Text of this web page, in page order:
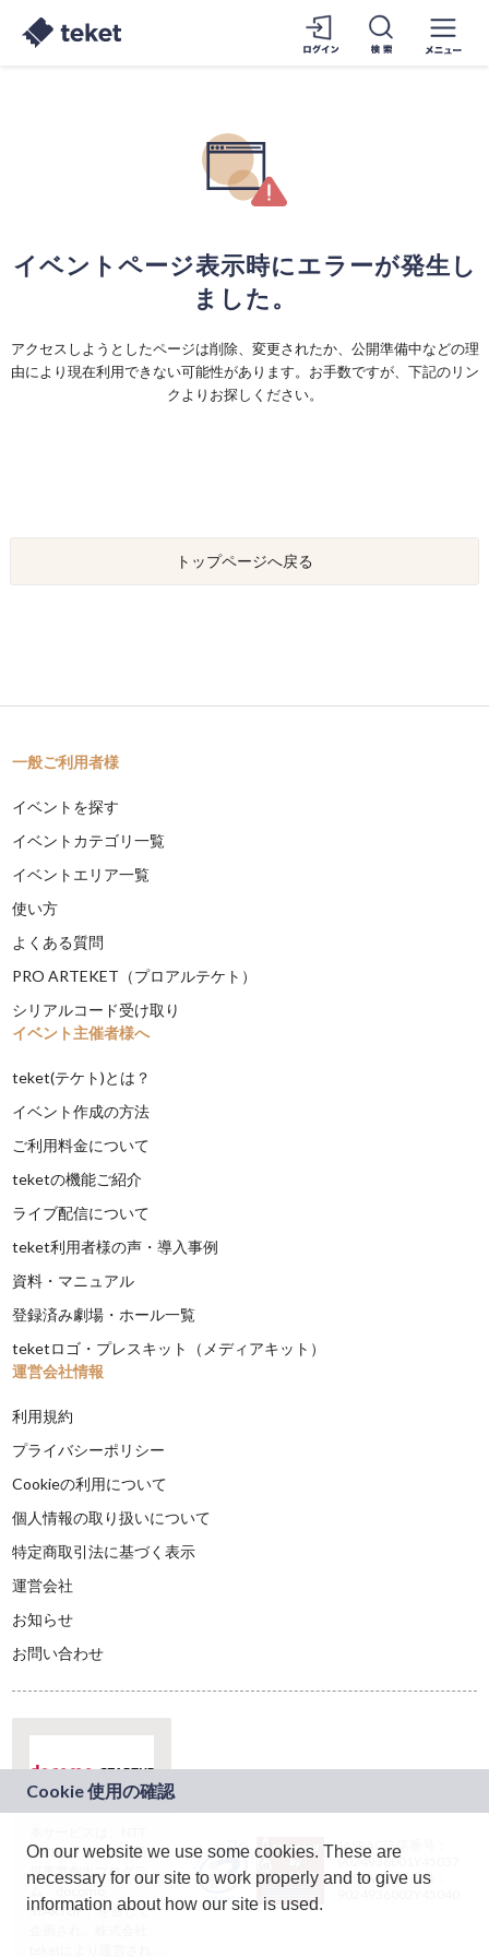
イベントページ表示時にエラーが発生し
ました。
アクセスしようとしたページは削除、変更されたか、公開準備中などの理
由により現在利用できない可能性があります。お手数ですが、下記のリン
クよりお探しください。
トップページへ戻る
一般ご利用者様
イベントを探す
イベントカテゴリ一覧
イベントエリア一覧
使い方
よくある質問
PRO ARTEKET（プロアルテケト）
シリアルコード受け取り
イベント主催者様へ
teket(テケト)とは？
イベント作成の方法
ご利用料金について
teketの機能ご紹介
ライブ配信について
teket利用者様の声・導入事例
資料・マニュアル
登録済み劇場・ホール一覧
teketロゴ・プレスキット（メディアキット）
運営会社情報
利用規約
プライバシーポリシー
Cookieの利用について
個人情報の取り扱いについて
特定商取引法に基づく表示
運営会社
お知らせ
お問い合わせ
ドコモグループの新
規事業創出プログラ
ム「docomo
STARTUP」を通じて
JASRAC許諾番号：
9024936001Y45037
JASRAC許諾番号：
On our website we use some cookies. These are
necessary for our site to work properly and to give us
information about how our site is used.